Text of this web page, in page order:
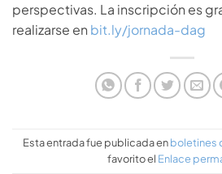
perspectivas. La inscripción es
realizarse en bit.ly/jornada-dag
Esta entrada fue publicada enboletines
favorito el Enlace